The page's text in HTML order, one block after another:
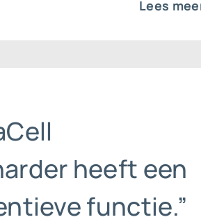
Lees
heeft een
functie.”